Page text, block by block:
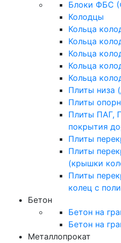
Блоки ФБС
Колодцы
Кольца
Кольца
Кольца
Кольца
Кольца
Плиты низа
Плиты
Плиты ПАГ,
покрытия
Плиты
Плиты
(крышки
Плиты
колец с
Бетон
Бетон на
Бетон на
Металлопрокат